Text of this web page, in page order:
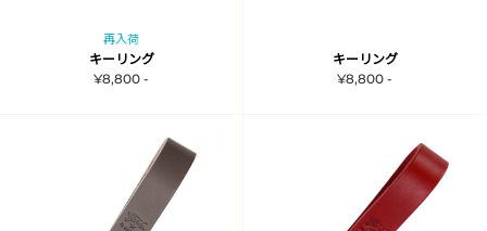
再入荷
キーリング
¥8,800 -
キーリング
¥8,800 -